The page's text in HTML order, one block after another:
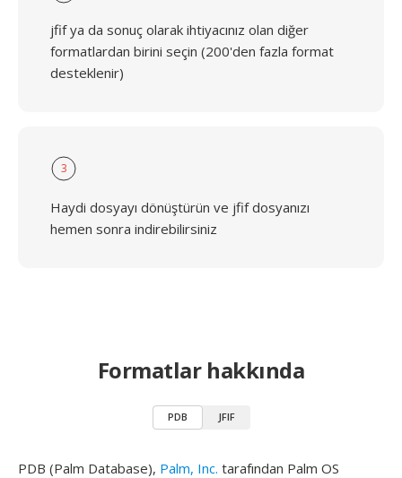
jfif ya da sonuç olarak ihtiyacınız olan diğer
formatlardan birini seçin (200'den fazla format
desteklenir)
3
Haydi dosyayı dönüştürün ve jfif dosyanızı
hemen sonra indirebilirsiniz
Formatlar hakkında
PDB JFIF
PDB (Palm Database), Palm, Inc. tarafından Palm OS